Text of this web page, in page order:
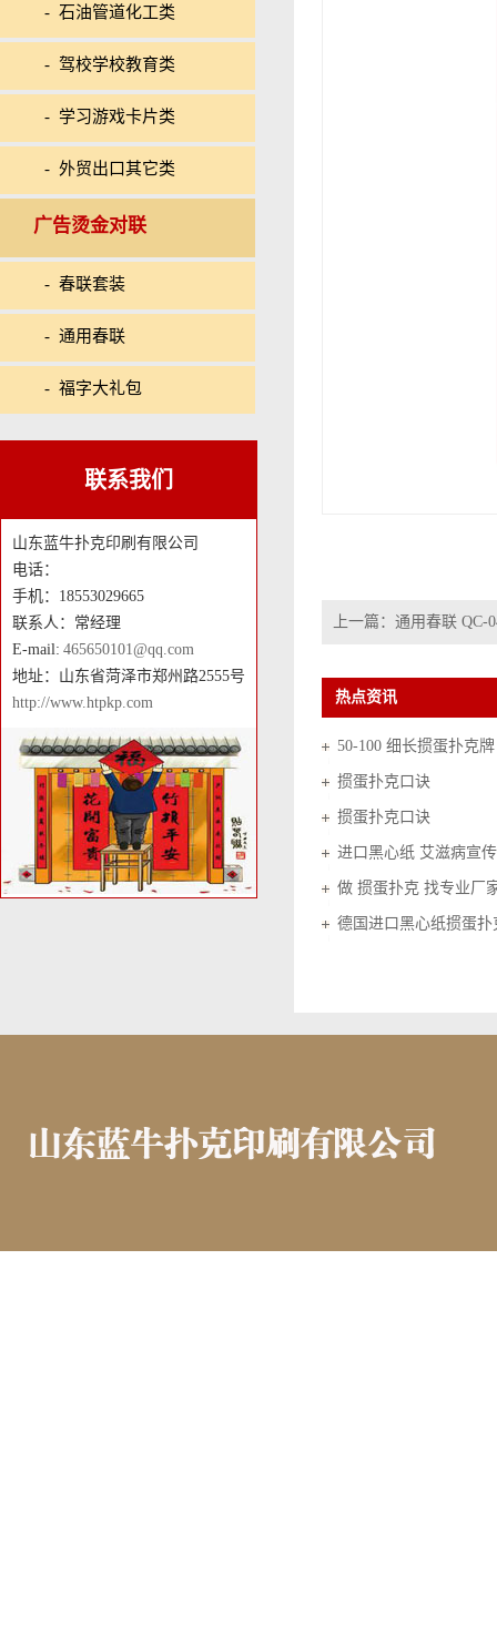
- 石油管道化工类
- 驾校学校教育类
- 学习游戏卡片类
- 外贸出口其它类
广告烫金对联
- 春联套装
- 通用春联
- 福字大礼包
联系我们
山东蓝牛扑克印刷有限公司
电话：
手机：18553029665
联系人：常经理
E-mail: 465650101@qq.com
地址：山东省菏泽市郑州路2555号
http://www.htpkp.com
上一篇： 通用春联 QC-
热点资讯
50-100 细长掼蛋扑克牌
掼蛋扑克口诀
掼蛋扑克口诀
进口黑心纸 艾滋病宣
做 掼蛋扑克 找专业厂
德国进口黑心纸掼蛋扑